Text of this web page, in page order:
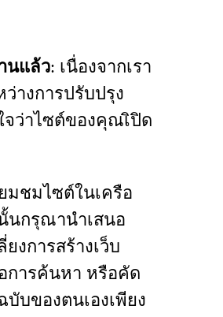
นแล้ว: เนื่องจากเรา
างการปรับปรุง
ว่าไซต์ของคุณเิปิด
มชมไซต์ในเครือ
นกรุณานำเสนอ
งการสร้างเว็บ
การค้นหา หรือคัด
บของตนเองเพียง